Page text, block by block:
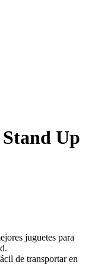
Up
juguetes para
de transportar en